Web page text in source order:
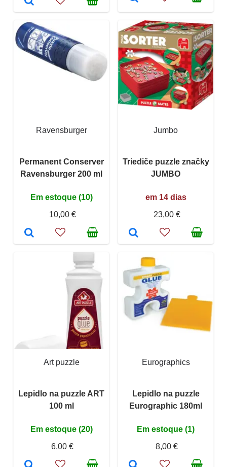
Ravensburger
Permanent Conserver
Ravensburger 200 ml
Em estoque (10)
10,00 €
Jumbo
Triediče puzzle značky
JUMBO
em 14 dias
23,00 €
Art puzzle
Lepidlo na puzzle ART
100 ml
Em estoque (20)
6,00 €
Eurographics
Lepidlo na puzzle
Eurographic 180ml
Em estoque (1)
8,00 €